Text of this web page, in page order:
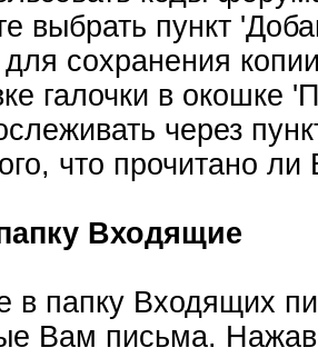
выбрать пункт
сохранения
галочки в окошке
через
что прочитано
Входящие
в папку Входящих
Вам письма.